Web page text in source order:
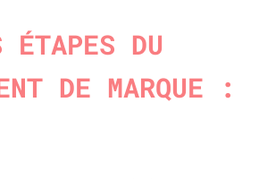
ÉTAPES DU
DE MARQUE :